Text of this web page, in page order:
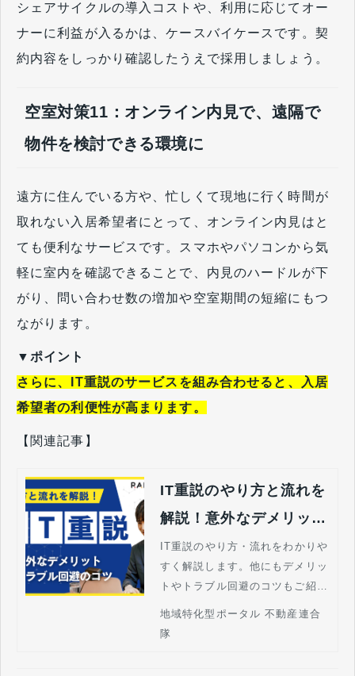
シェアサイクルの導入コストや、利用に応じてオー
ナーに利益が入るかは、ケースバイケースです。契
約内容をしっかり確認したうえで採用しましょう。
空室対策11：オンライン内見で、遠隔で
物件を検討できる環境に
遠方に住んでいる方や、忙しくて現地に行く時間が
取れない入居希望者にとって、オンライン内見はと
ても便利なサービスです。スマホやパソコンから気
軽に室内を確認できることで、内見のハードルが下
がり、問い合わせ数の増加や空室期間の短縮にもつ
ながります。
▼ポイント
さらに、IT重説のサービスを組み合わせると、入居
希望者の利便性が高まります。
【関連記事】
IT重説のやり方と流れを
解説！意外なデメリット
＆トラブル回避のコツと
は？
IT重説のやり方・流れをわかりや
すく解説します。他にもデメリッ
トやトラブル回避のコツもご紹介
地域特化型ポータル 不動産連合
隊